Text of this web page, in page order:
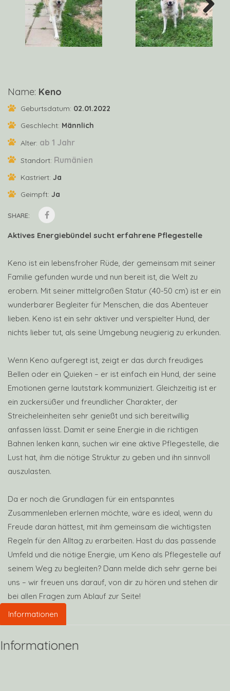
Next
Name: Keno
Geburtsdatum: 02.01.2022
Geschlecht: Männlich
Alter: ab 1 Jahr
Standort: Rumänien
Kastriert: Ja
Geimpft: Ja
SHARE:
Aktives Energiebündel sucht erfahrene Pflegestelle
​Keno ist ein lebensfroher Rüde, der gemeinsam mit seiner
Familie gefunden wurde und nun bereit ist, die Welt zu
erobern. Mit seiner mittelgroßen Statur (40-50 cm) ist er ein
wunderbarer Begleiter für Menschen, die das Abenteuer
lieben. Keno ist ein sehr aktiver und verspielter Hund, der
nichts lieber tut, als seine Umgebung neugierig zu erkunden.
​Wenn Keno aufgeregt ist, zeigt er das durch freudiges
Bellen oder ein Quieken – er ist einfach ein Hund, der seine
Emotionen gerne lautstark kommuniziert. Gleichzeitig ist er
ein zuckersüßer und freundlicher Charakter, der
Streicheleinheiten sehr genießt und sich bereitwillig
anfassen lässt. Damit er seine Energie in die richtigen
Bahnen lenken kann, suchen wir eine aktive Pflegestelle, die
Lust hat, ihm die nötige Struktur zu geben und ihn sinnvoll
auszulasten.
​Da er noch die Grundlagen für ein entspanntes
Zusammenleben erlernen möchte, wäre es ideal, wenn du
Freude daran hättest, mit ihm gemeinsam die wichtigsten
Regeln für den Alltag zu erarbeiten. Hast du das passende
Umfeld und die nötige Energie, um Keno als Pflegestelle auf
seinem Weg zu begleiten? Dann melde dich sehr gerne bei
uns – wir freuen uns darauf, von dir zu hören und stehen dir
bei allen Fragen zum Ablauf zur Seite!
Informationen
Informationen